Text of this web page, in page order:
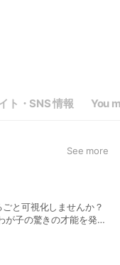
ト・SNS 情報 You
See more
と可視化しませんか？
が子の驚きの才能を発掘